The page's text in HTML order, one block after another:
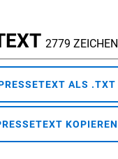
2779 ZEICHEN
ALS .TXT
KOPIEREN